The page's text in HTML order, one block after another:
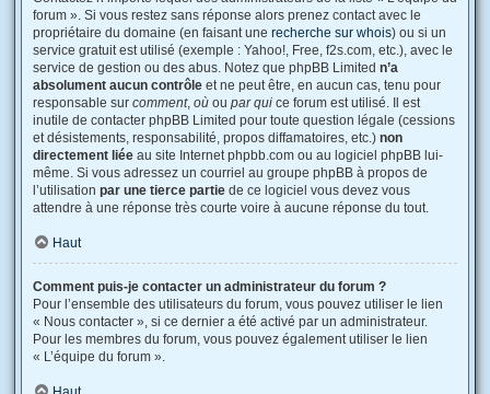
forum ». Si vous restez sans réponse alors prenez contact avec le
propriétaire du domaine (en faisant une recherche sur whois) ou si un
service gratuit est utilisé (exemple : Yahoo!, Free, f2s.com, etc.), avec le
service de gestion ou des abus. Notez que phpBB Limited n’a
absolument aucun contrôle et ne peut être, en aucun cas, tenu pour
responsable sur comment, où ou par qui ce forum est utilisé. Il est
inutile de contacter phpBB Limited pour toute question légale (cessions
et désistements, responsabilité, propos diffamatoires, etc.) non
directement liée au site Internet phpbb.com ou au logiciel phpBB lui-
même. Si vous adressez un courriel au groupe phpBB à propos de
l’utilisation par une tierce partie de ce logiciel vous devez vous
attendre à une réponse très courte voire à aucune réponse du tout.
Haut
Comment puis-je contacter un administrateur du forum ?
Pour l’ensemble des utilisateurs du forum, vous pouvez utiliser le lien
« Nous contacter », si ce dernier a été activé par un administrateur.
Pour les membres du forum, vous pouvez également utiliser le lien
« L’équipe du forum ».